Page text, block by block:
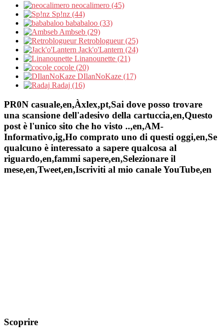
neocalimero (45)
Sp!nz (44)
bababaloo (33)
Ambseb (29)
Retroblogueur (25)
Jack'o'Lantern (24)
Linanounette (21)
cocole (20)
DIlanNoKaze (17)
Radaj (16)
PR0N casuale,en,Àxlex,pt,Sai dove posso trovare
una scansione dell'adesivo della cartuccia,en,Questo
post è l'unico sito che ho visto ..,en,AM-
Informativo,ig,Ho comprato uno di questi oggi,en,Se
qualcuno è interessato a sapere qualcosa al
riguardo,en,fammi sapere,en,Selezionare il
mese,en,Tweet,en,Iscriviti al mio canale YouTube,en
Scoprire